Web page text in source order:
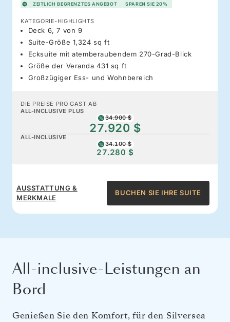
ZEITLICH BEGRENZTES ANGEBOT SPAREN SIE 20%
KATEGORIE-HIGHLIGHTS
Deck 6, 7 von 9
Suite-Größe 1,324 sq ft
Ecksuite mit atemberaubendem 270-Grad-Blick
Größe der Veranda 431 sq ft
Großzügiger Ess- und Wohnbereich
DIE PREISE PRO GAST AB
ALL-INCLUSIVE PLUS
34.900 $
27.920 $
ALL-INCLUSIVE
34.100 $
27.280 $
AUSSTATTUNG &
MERKMALE
BUCHEN SIE IHRE SUITE
All-inclusive-Leistungen an
Bord
Genießen Sie den Komfort, für den Silversea